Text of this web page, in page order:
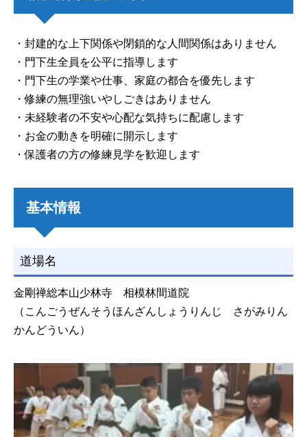
・封建的な上下関係や閉鎖的な人間関係はありません
・門下生全員を公平に指導します
・門下生の学業や仕事、家庭の都合を優先します
・修練の無理強いやしごきはありません
・未経験者の不安や心配な気持ちに配慮します
・お金の動きを明確に開示します
・保護者の方の修練見学を歓迎します
基本情報
道場名
金剛禅総本山少林寺 相模林間道院
（こんごうぜんそうほんざんしょうりんじ さがみりん
かんどういん）